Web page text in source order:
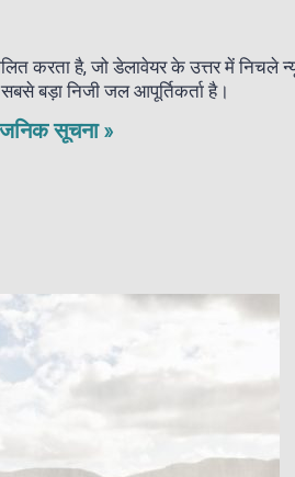
करता है, जो डेलावेयर के उत्तर में
बड़ा निजी जल आपूर्तिकर्ता है।
सूचना »